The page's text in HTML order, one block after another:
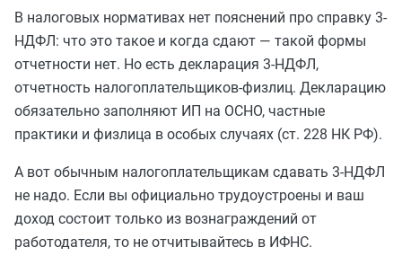
В налоговых нормативах нет пояснений про справку 3-
НДФЛ: что это такое и когда сдают — такой формы
отчетности нет. Но есть декларация 3-НДФЛ,
отчетность налогоплательщиков-физлиц. Декларацию
обязательно заполняют ИП на ОСНО, частные
практики и физлица в особых случаях (ст. 228 НК РФ).
А вот обычным налогоплательщикам сдавать 3-НДФЛ
не надо. Если вы официально трудоустроены и ваш
доход состоит только из вознаграждений от
работодателя, то не отчитывайтесь в ИФНС.